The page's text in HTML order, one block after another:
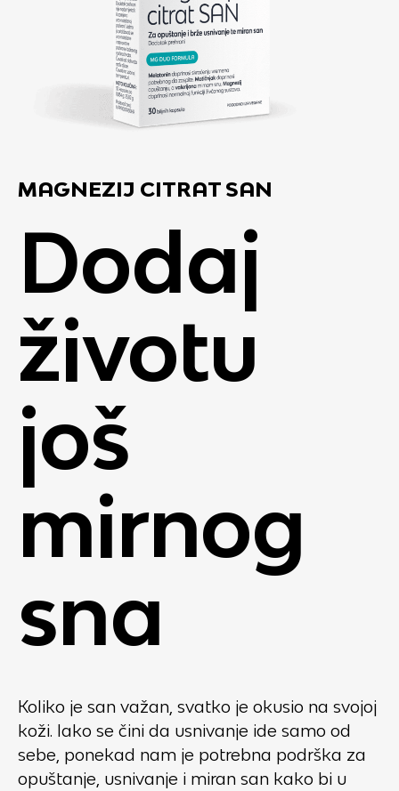
MAGNEZIJ CITRAT SAN
Dodaj
životu
još
mirnog
sna
Koliko je san važan, svatko je okusio na svojoj
koži. Iako se čini da usnivanje ide samo od
sebe, ponekad nam je potrebna podrška za
opuštanje, usnivanje i miran san kako bi u